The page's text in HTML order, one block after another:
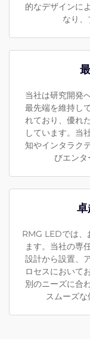
的なデザインに
なり、
当社は研究開発
最先端を維持し
れており、優れ
しています。当
知やインタラク
びエンタ
卓
RMG LEDでは、
ます。当社の専
設計から設置、
ロセスにおいて
別のニーズに合
スムーズな